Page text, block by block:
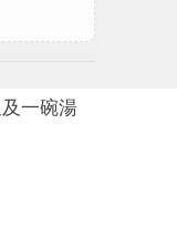
一碗湯